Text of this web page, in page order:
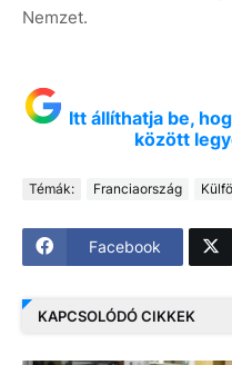
Nemzet.
Itt állíthatja be,
között
Témák: Franciaország
Facebook
KAPCSOLÓDÓ CIKKEK